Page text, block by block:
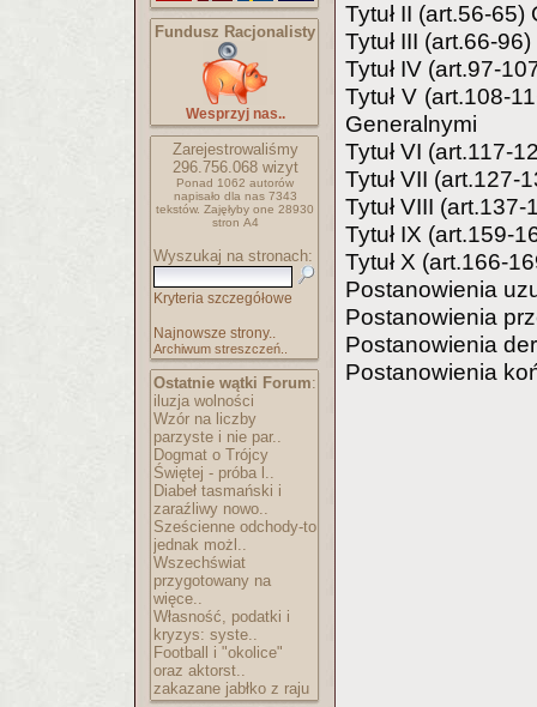
Fundusz Racjonalisty
Wesprzyj nas..
Zarejestrowaliśmy
296.756.068wizyt
Ponad 1062 autorów
napisało dla nas 7343
tekstów. Zajęłyby one 28930
stron A4
Wyszukaj na stronach:
Kryteria szczegółowe
Najnowsze strony..
Archiwum streszczeń..
Ostatnie wątki Forum:
iluzja wolności
Wzór na liczby
parzyste i nie par..
Dogmat o Trójcy
Świętej - próba l..
Diabeł tasmański i
zaraźliwy nowo..
Sześcienne odchody-to
jednak możl..
Wszechświat
przygotowany na
więce..
Własność, podatki i
kryzys: syste..
Football i "okolice"
oraz aktorst..
zakazane jabłko z raju
Tytuł II (art.56-65)
Tytuł III (art.66-
Tytuł IV (art.97-
Tytuł V (art.108-
Generalnymi
Tytuł VI (art.117-
Tytuł VII (art.127-
Tytuł VIII
Tytuł IX (art.159-
Tytuł X (art.166-
Postanowienia
Postanowienia
Postanowienia
Postanowienia